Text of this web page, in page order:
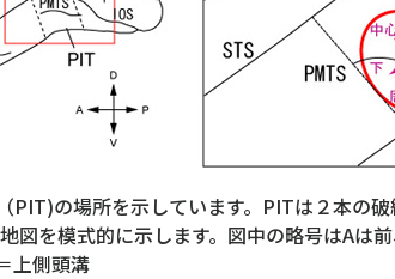
PIT)の場所を示しています。PITは２本の
図を模式的に示します。図中の略号はAは
上側頭溝